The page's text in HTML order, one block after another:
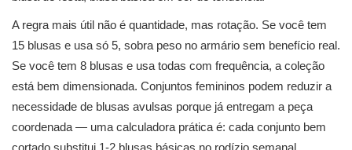
A regra mais útil não é quantidade, mas rotação. Se você tem
15 blusas e usa só 5, sobra peso no armário sem benefício real.
Se você tem 8 blusas e usa todas com frequência, a coleção
está bem dimensionada. Conjuntos femininos podem reduzir a
necessidade de blusas avulsas porque já entregam a peça
coordenada — uma calculadora prática é: cada conjunto bem
cortado substitui 1-2 blusas básicas no rodízio semanal.